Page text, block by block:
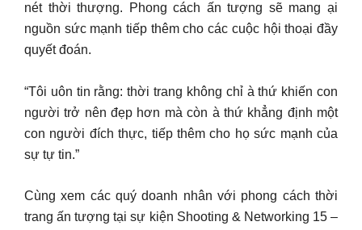
nét thời thượng. Phong cách ấn tượng sẽ mang ại
nguồn sức mạnh tiếp thêm cho các cuộc hội thoại đầy
quyết đoán.
“Tôi uôn tin rằng: thời trang không chỉ à thứ khiến con
người trở nên đẹp hơn mà còn à thứ khẳng định một
con người đích thực, tiếp thêm cho họ sức mạnh của
sự tự tin.”
Cùng xem các quý doanh nhân với phong cách thời
trang ấn tượng tại sự kiện Shooting & Networking 15 –